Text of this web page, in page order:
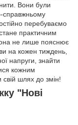
Вони були
справжньому
перебуваємо
практичним
не лише пояснює
на кожен тиждень,
напруги, знайти
кожним
шлях до змін!
"Нові